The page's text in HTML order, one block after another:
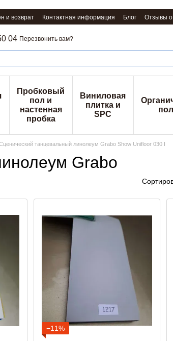
и возврат Контактная информация Блог Отзывы о
04 Перезвонить вам?
Пробковый
пол и
настенная
пробка
Виниловая
плитка и
SPC
танцевальный линолеум Grabo Show Unifloor 030 I
Grabo
−11%